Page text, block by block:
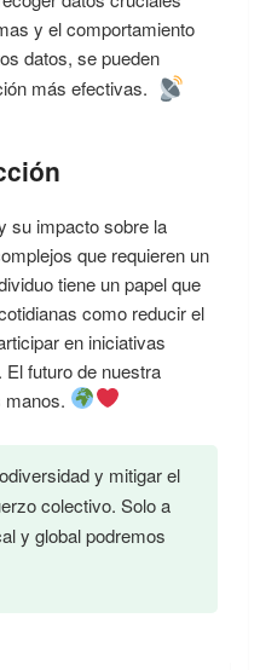
y el comportamiento
datos, se pueden
más efectivas.
su impacto sobre la
que requieren un
tiene un papel que
como reducir el
en iniciativas
futuro de nuestra
manos.
y mitigar el
colectivo. Solo a
y global podremos